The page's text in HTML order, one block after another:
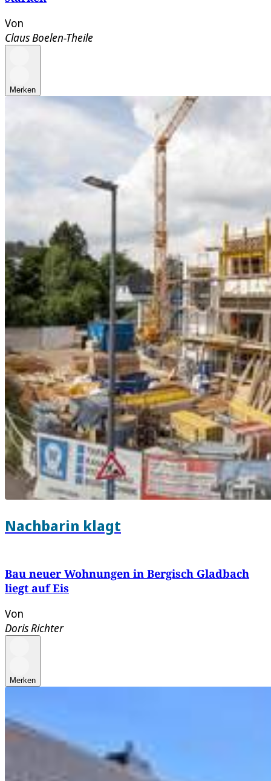
Von
Claus Boelen-Theile
Merken
Nachbarin klagt
Bau neuer Wohnungen in Bergisch Gladbach
liegt auf Eis
Von
Doris Richter
Merken